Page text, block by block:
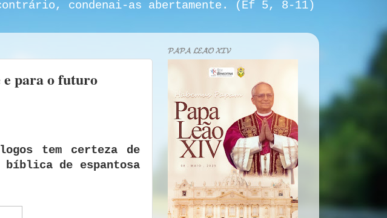
condenai-as abertamente. (Ef 5, 8-11)
e para o futuro
tem certeza de
bíblica de espantosa
𝓟𝓐𝓟𝓐 𝓛𝓔𝓐̃𝓞 𝓧𝓘𝓥